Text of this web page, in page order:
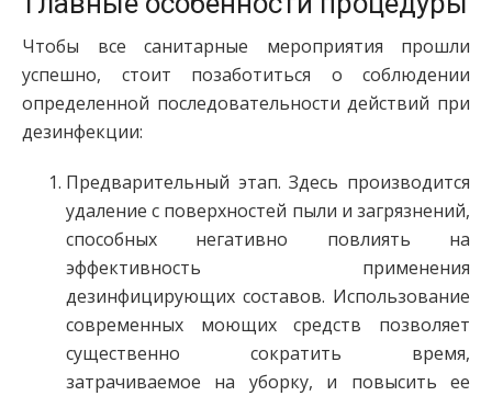
Чтобы все санитарные мероприятия прошли
успешно, стоит позаботиться о соблюдении
определенной последовательности действий при
дезинфекции:
Предварительный этап. Здесь производится
удаление с поверхностей пыли и загрязнений,
способных негативно повлиять на
эффективность применения
дезинфицирующих составов. Использование
современных моющих средств позволяет
существенно сократить время,
затрачиваемое на уборку, и повысить ее